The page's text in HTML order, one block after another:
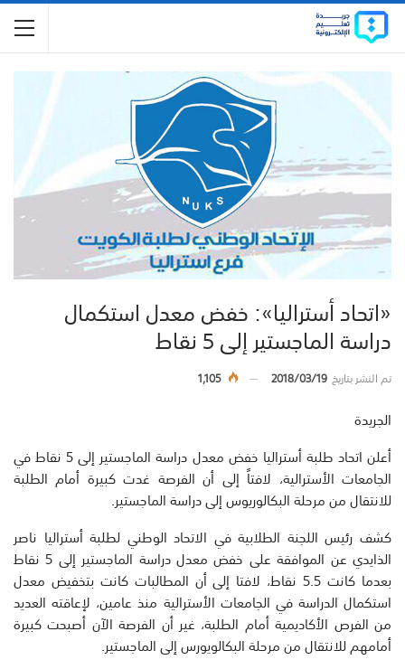
«اتحاد أستراليا»: خفض معدل استكمال
دراسة الماجستير إلى 5 نقاط
تم النشر بتاريخ2018/03/19
1,105
الجريدة
أعلن اتحاد طلبة أستراليا خفض معدل دراسة الماجستير إلى 5 نقاط في
الجامعات الأسترالية، لافتاً إلى أن الفرصة غدت كبيرة أمام الطلبة
للانتقال من مرحلة البكالوريوس إلى دراسة الماجستير.
كشف رئيس اللجنة الطلابية في الاتحاد الوطني لطلبة أستراليا ناصر
الذايدي عن الموافقة على خفض معدل دراسة الماجستير إلى 5 نقاط
بعدما كانت 5.5 نقاط، لافتا إلى أن المطالبات كانت بتخفيض معدل
استكمال الدراسة في الجامعات الأسترالية منذ عامين، لإعاقته العديد
من الفرص الأكاديمية أمام الطلبة، غير أن الفرصة الآن أصبحت كبيرة
أمامهم للانتقال من مرحلة البكالويورس إلى الماجستير.